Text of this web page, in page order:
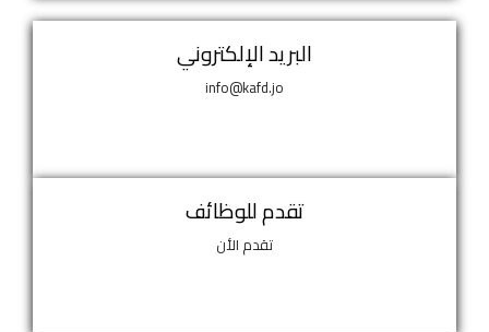
البريد الإلكتروني
info@kafd.jo
تقدم للوظائف
تقدم الأن